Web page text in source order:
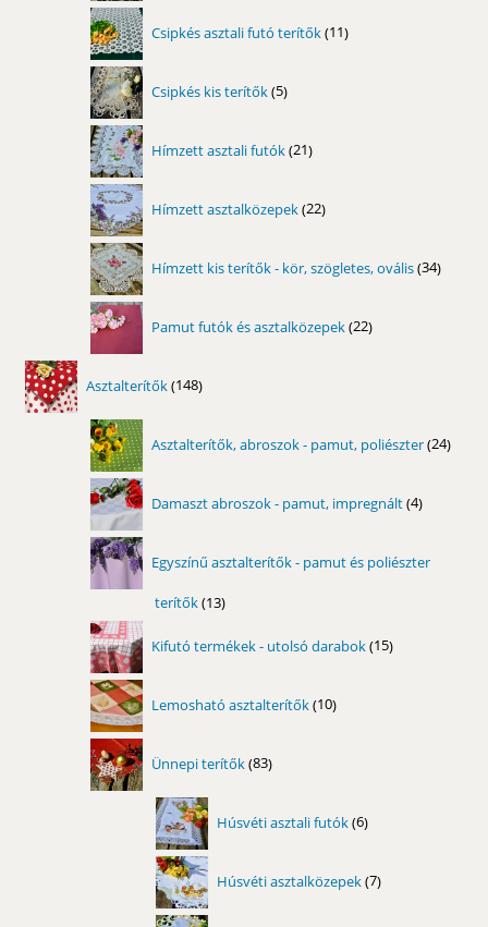
Csipkés asztali futó terítők 11
termék
Csipkés kis terítők 5
termék
Hímzett asztali futók 21
termék
Hímzett asztalközepek 22
termék
Hímzett kis terítők - kör, szögletes, ovális 34
termék
Pamut futók és asztalközepek 22
termék
Asztalterítők 148
termék
Asztalterítők, abroszok - pamut, poliészter 24
Damaszt abroszok - pamut, impregnált 4
termék
Egyszínű asztalterítők - pamut és poliészter
terítők 1313
Kifutó termékek - utolsó darabok 15
termék
Lemosható asztalterítők 10
termék
Ünnepi terítők 83
termék
Húsvéti asztali futók 6
termék
Húsvéti asztalközepek 7
termék